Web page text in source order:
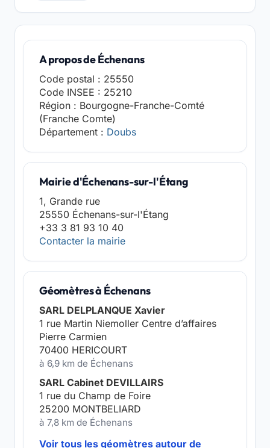
A propos de Échenans
Code postal : 25550
Code INSEE : 25210
Région : Bourgogne-Franche-Comté
(Franche Comte)
Département : Doubs
Mairie d'Échenans-sur-l'Étang
1, Grande rue
25550 Échenans-sur-l'Étang
+33 3 81 93 10 40
Contacter la mairie
Géomètres à Échenans
SARL DELPLANQUE Xavier
1 rue Martin Niemoller Centre d’affaires
Pierre Carmien
70400 HERICOURT
à 6,9 km de Échenans
SARL Cabinet DEVILLAIRS
1 rue du Champ de Foire
25200 MONTBELIARD
à 7,8 km de Échenans
Voir tous les géomètres autour de